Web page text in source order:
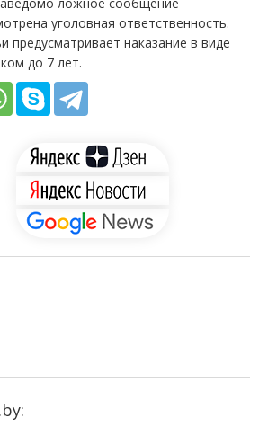
ложное сообщение
уголовная ответственность.
предусматривает наказание в виде
до 7 лет.